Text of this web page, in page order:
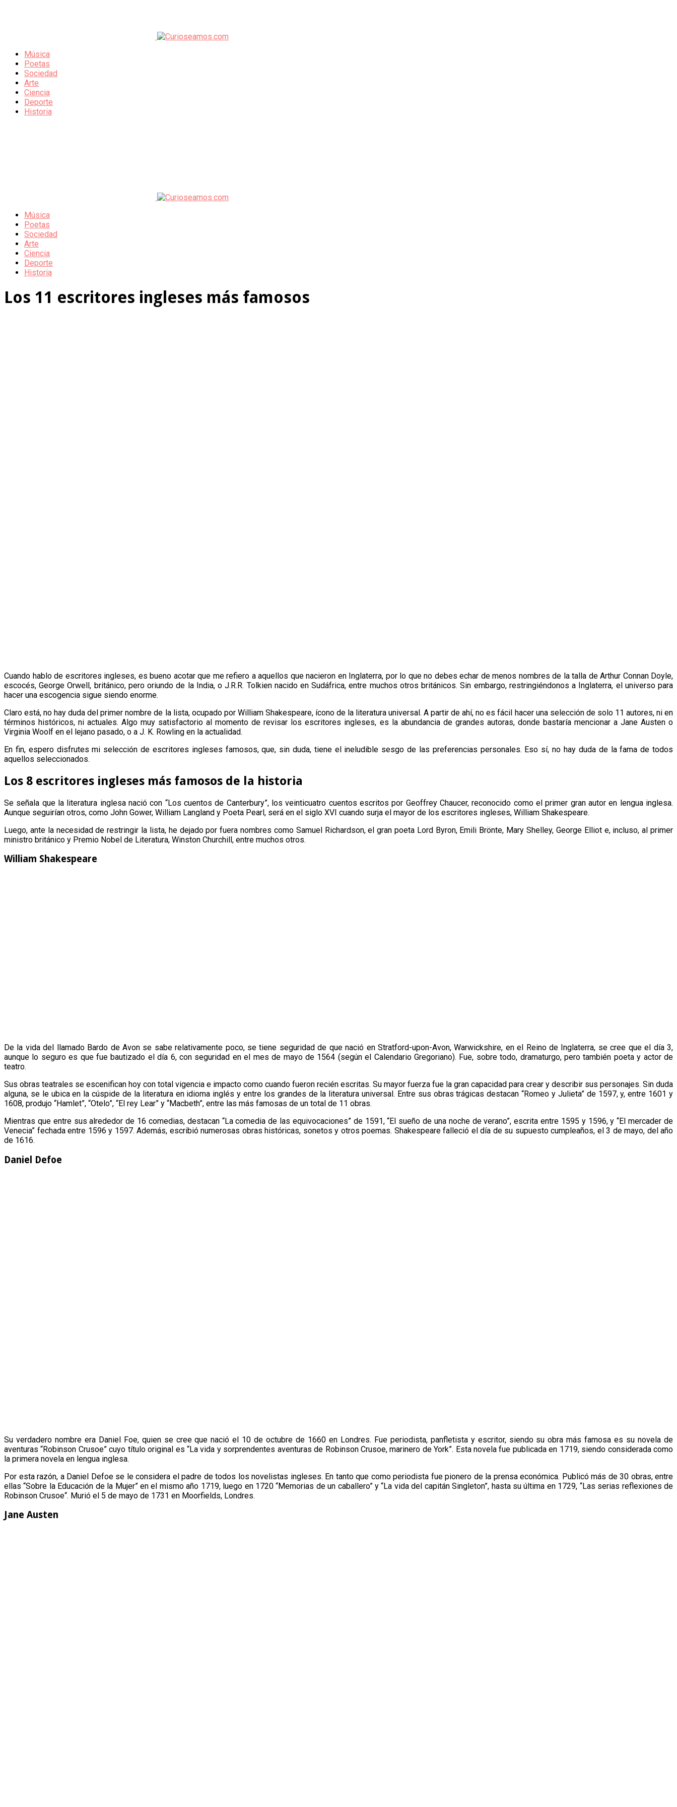
Música
Poetas
Sociedad
Arte
Ciencia
Deporte
Historia
Música
Poetas
Sociedad
Arte
Ciencia
Deporte
Historia
Los 11 escritores ingleses más famosos
Cuando hablo de escritores ingleses, es bueno acotar que me refiero a aquellos que nacieron en Inglaterra, por lo que no debes echar de menos nombres de la talla de Arthur Connan Doyle,
escocés, George Orwell, británico, pero oriundo de la India, o J.R.R. Tolkien nacido en Sudáfrica, entre muchos otros británicos. Sin embargo, restringiéndonos a Inglaterra, el universo para
hacer una escogencia sigue siendo enorme.
Claro está, no hay duda del primer nombre de la lista, ocupado por William Shakespeare, ícono de la literatura universal. A partir de ahí, no es fácil hacer una selección de solo 11 autores, ni en
términos históricos, ni actuales. Algo muy satisfactorio al momento de revisar los escritores ingleses, es la abundancia de grandes autoras, donde bastaría mencionar a Jane Austen o
Virginia Woolf en el lejano pasado, o a J. K. Rowling en la actualidad.
En fin, espero disfrutes mi selección de escritores ingleses famosos, que, sin duda, tiene el ineludible sesgo de las preferencias personales. Eso sí, no hay duda de la fama de todos
aquellos seleccionados.
Los 8 escritores ingleses más famosos de la historia
Se señala que la literatura inglesa nació con “Los cuentos de Canterbury”, los veinticuatro cuentos escritos por Geoffrey Chaucer, reconocido como el primer gran autor en lengua inglesa.
Aunque seguirían otros, como John Gower, William Langland y Poeta Pearl, será en el siglo XVI cuando surja el mayor de los escritores ingleses, William Shakespeare.
Luego, ante la necesidad de restringir la lista, he dejado por fuera nombres como Samuel Richardson, el gran poeta Lord Byron, Emili Brönte, Mary Shelley, George Elliot e, incluso, al primer
ministro británico y Premio Nobel de Literatura, Winston Churchill, entre muchos otros.
William Shakespeare
De la vida del llamado Bardo de Avon se sabe relativamente poco, se tiene seguridad de que nació en Stratford-upon-Avon, Warwickshire, en el Reino de Inglaterra, se cree que el día 3,
aunque lo seguro es que fue bautizado el día 6, con seguridad en el mes de mayo de 1564 (según el Calendario Gregoriano). Fue, sobre todo, dramaturgo, pero también poeta y actor de
teatro.
Sus obras teatrales se escenifican hoy con total vigencia e impacto como cuando fueron recién escritas. Su mayor fuerza fue la gran capacidad para crear y describir sus personajes. Sin duda
alguna, se le ubica en la cúspide de la literatura en idioma inglés y entre los grandes de la literatura universal. Entre sus obras trágicas destacan “Romeo y Julieta” de 1597, y, entre 1601 y
1608, produjo “Hamlet”, “Otelo”, “El rey Lear” y “Macbeth”, entre las más famosas de un total de 11 obras.
Mientras que entre sus alrededor de 16 comedias, destacan “La comedia de las equivocaciones” de 1591, “El sueño de una noche de verano”, escrita entre 1595 y 1596, y “El mercader de
Venecia” fechada entre 1596 y 1597. Además, escribió numerosas obras históricas, sonetos y otros poemas. Shakespeare falleció el día de su supuesto cumpleaños, el 3 de mayo, del año
de 1616.
Daniel Defoe
Su verdadero nombre era Daniel Foe, quien se cree que nació el 10 de octubre de 1660 en Londres. Fue periodista, panfletista y escritor, siendo su obra más famosa es su novela de
aventuras “Robinson Crusoe” cuyo título original es “La vida y sorprendentes aventuras de Robinson Crusoe, marinero de York”. Esta novela fue publicada en 1719, siendo considerada como
la primera novela en lengua inglesa.
Por esta razón, a Daniel Defoe se le considera el padre de todos los novelistas ingleses. En tanto que como periodista fue pionero de la prensa económica. Publicó más de 30 obras, entre
ellas “Sobre la Educación de la Mujer” en el mismo año 1719, luego en 1720 “Memorias de un caballero” y “La vida del capitán Singleton”, hasta su última en 1729, “Las serias reflexiones de
Robinson Crusoe“. Murió el 5 de mayo de 1731 en Moorfields, Londres.
Jane Austen